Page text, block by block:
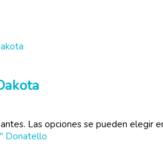
Las opciones se pueden elegir